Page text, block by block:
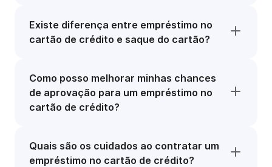
Existe diferença entre empréstimo no
cartão de crédito e saque do cartão?
Como posso melhorar minhas chances
de aprovação para um empréstimo no
cartão de crédito?
Quais são os cuidados ao contratar um
empréstimo no cartão de crédito?